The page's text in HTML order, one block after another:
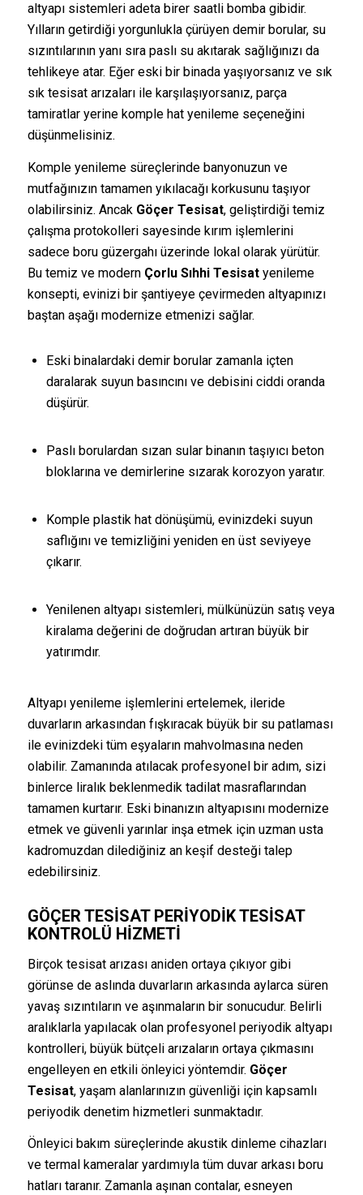
altyapı sistemleri adeta birer saatli bomba gibidir.
Yılların getirdiği yorgunlukla çürüyen demir borular, su
sızıntılarının yanı sıra paslı su akıtarak sağlığınızı da
tehlikeye atar. Eğer eski bir binada yaşıyorsanız ve sık
sık tesisat arızaları ile karşılaşıyorsanız, parça
tamiratlar yerine komple hat yenileme seçeneğini
düşünmelisiniz.
Komple yenileme süreçlerinde banyonuzun ve
mutfağınızın tamamen yıkılacağı korkusunu taşıyor
olabilirsiniz. Ancak Göçer Tesisat, geliştirdiği temiz
çalışma protokolleri sayesinde kırım işlemlerini
sadece boru güzergahı üzerinde lokal olarak yürütür.
Bu temiz ve modern Çorlu Sıhhi Tesisatyenileme
konsepti, evinizi bir şantiyeye çevirmeden altyapınızı
baştan aşağı modernize etmenizi sağlar.
Eski binalardaki demir borular zamanla içten
daralarak suyun basıncını ve debisini ciddi oranda
düşürür.
Paslı borulardan sızan sular binanın taşıyıcı beton
bloklarına ve demirlerine sızarak korozyon yaratır.
Komple plastik hat dönüşümü, evinizdeki suyun
saflığını ve temizliğini yeniden en üst seviyeye
çıkarır.
Yenilenen altyapı sistemleri, mülkünüzün satış veya
kiralama değerini de doğrudan artıran büyük bir
yatırımdır.
Altyapı yenileme işlemlerini ertelemek, ileride
duvarların arkasından fışkıracak büyük bir su patlaması
ile evinizdeki tüm eşyaların mahvolmasına neden
olabilir. Zamanında atılacak profesyonel bir adım, sizi
binlerce liralık beklenmedik tadilat masraflarından
tamamen kurtarır. Eski binanızın altyapısını modernize
etmek ve güvenli yarınlar inşa etmek için uzman usta
kadromuzdan dilediğiniz an keşif desteği talep
edebilirsiniz.
GÖÇER TESISAT PERIYODIK TESISAT
KONTROLÜ HIZMETI
Birçok tesisat arızası aniden ortaya çıkıyor gibi
görünse de aslında duvarların arkasında aylarca süren
yavaş sızıntıların ve aşınmaların bir sonucudur. Belirli
aralıklarla yapılacak olan profesyonel periyodik altyapı
kontrolleri, büyük bütçeli arızaların ortaya çıkmasını
engelleyen en etkili önleyici yöntemdir. Göçer
Tesisat, yaşam alanlarınızın güvenliği için kapsamlı
periyodik denetim hizmetleri sunmaktadır.
Önleyici bakım süreçlerinde akustik dinleme cihazları
ve termal kameralar yardımıyla tüm duvar arkası boru
hatları taranır. Zamanla aşınan contalar, esneyen